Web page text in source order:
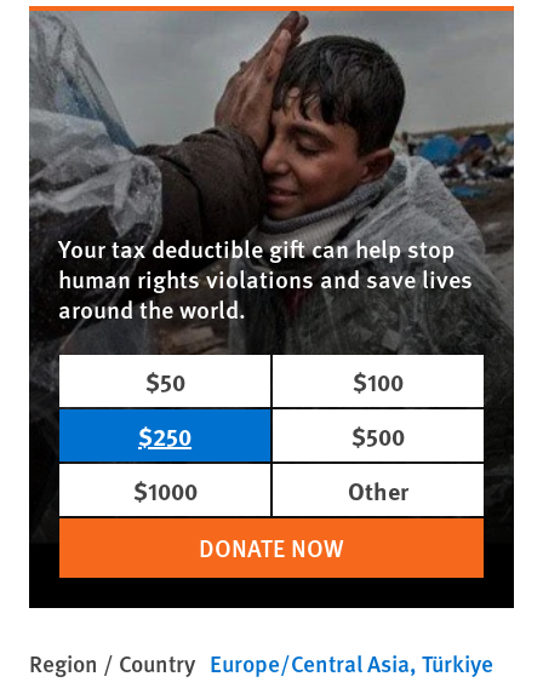
Your tax deductible gift can help stop
human rights violations and save lives
around the world.
$50
$100
$250
$500
$1000
Other
DONATE NOW
Region / Country Europe/Central Asia Türkiye